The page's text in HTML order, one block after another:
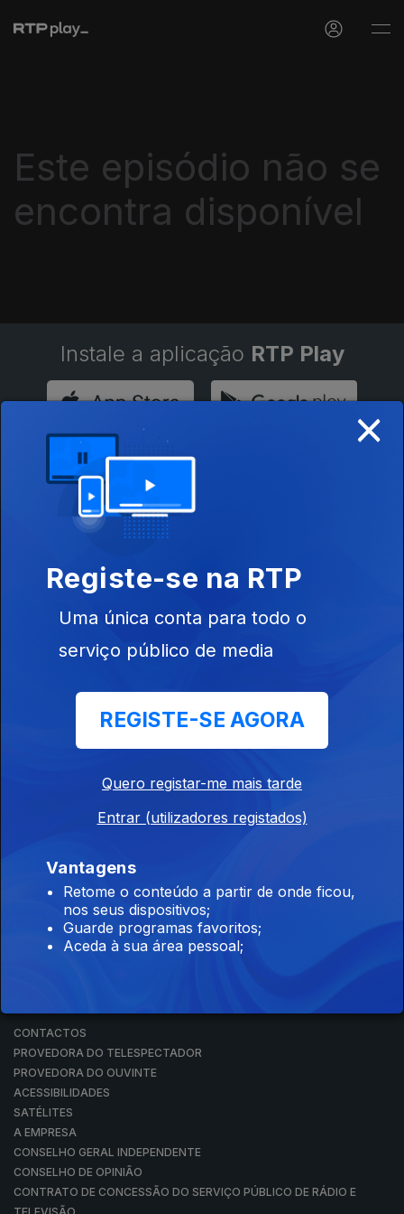
Este episódio não se
encontra disponível
Instale a aplicação RTP Play
Disponível para iOS, Android, Apple TV, Android TV e
CarPlay
RTP PLAY
EM DIRETO
REVER PROGRAMAS
CONCURSOS
CONTACTOS
PROVEDORA DO TELESPECTADOR
PROVEDORA DO OUVINTE
ACESSIBILIDADES
SATÉLITES
A EMPRESA
CONSELHO GERAL INDEPENDENTE
CONSELHO DE OPINIÃO
CONTRATO DE CONCESSÃO DO SERVIÇO PÚBLICO DE RÁDIO E
×
Registe-se na RTP
Uma única conta para todo o
serviço público de media
REGISTE-SE AGORA
Quero registar-me mais tarde
Entrar (utilizadores registados)
Vantagens
Retome o conteúdo a partir de onde ficou,
nos seus dispositivos;
Guarde programas favoritos;
Aceda à sua área pessoal;